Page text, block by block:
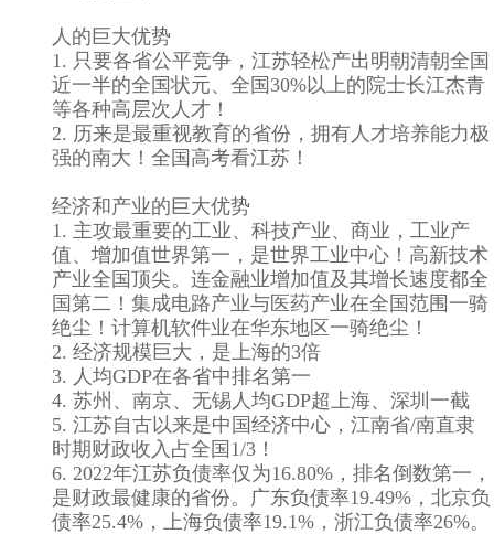
人的巨大优势
1. 只要各省公平竞争，江苏轻松产出明朝清朝全国
近一半的全国状元、全国30%以上的院士长江杰青
等各种高层次人才！
2. 历来是最重视教育的省份，拥有人才培养能力极
强的南大！全国高考看江苏！
经济和产业的巨大优势
1. 主攻最重要的工业、科技产业、商业，工业产
值、增加值世界第一，是世界工业中心！高新技术
产业全国顶尖。连金融业增加值及其增长速度都全
国第二！集成电路产业与医药产业在全国范围一骑
绝尘！计算机软件业在华东地区一骑绝尘！
2. 经济规模巨大，是上海的3倍
3. 人均GDP在各省中排名第一
4. 苏州、南京、无锡人均GDP超上海、深圳一截
5. 江苏自古以来是中国经济中心，江南省/南直隶
时期财政收入占全国1/3！
6. 2022年江苏负债率仅为16.80%，排名倒数第一，
是财政最健康的省份。广东负债率19.49%，北京负
债率25.4%，上海负债率19.1%，浙江负债率26%。